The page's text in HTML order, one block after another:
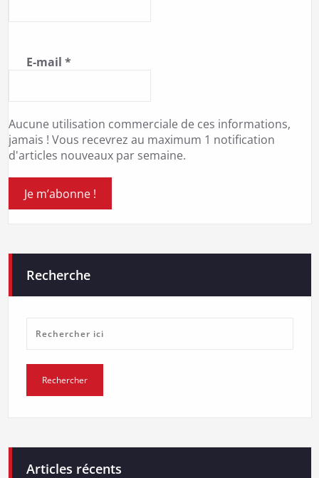
E-mail *
Aucune utilisation commerciale de ces informations,
jamais ! Vous recevrez au maximum 1 notification
d'articles nouveaux par semaine.
Recherche
Articles récents